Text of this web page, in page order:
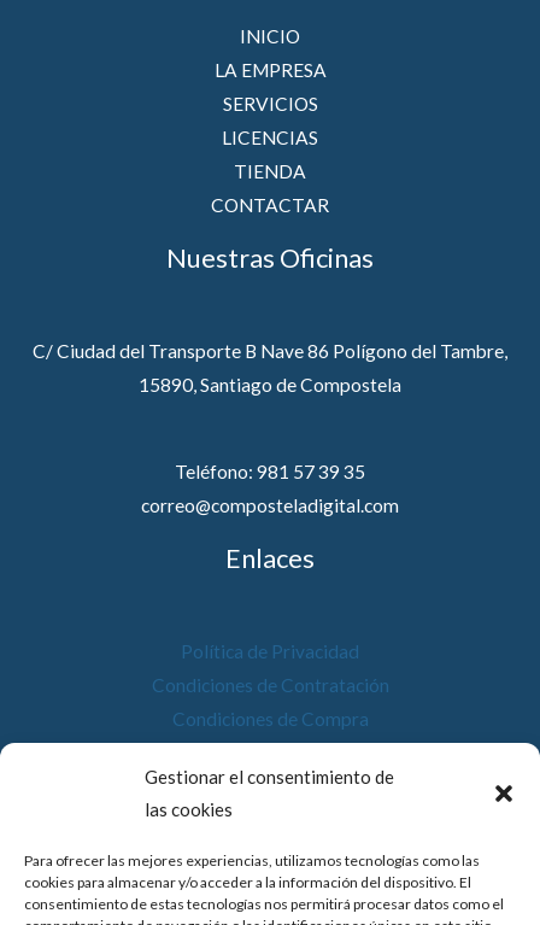
Gestionar el consentimiento de
las cookies
Para ofrecer las mejores experiencias, utilizamos tecnologías como las
cookies para almacenar y/o acceder a la información del dispositivo. El
consentimiento de estas tecnologías nos permitirá procesar datos como el
INICIO
LA EMPRESA
SERVICIOS
LICENCIAS
TIENDA
CONTACTAR
Nuestras Oficinas
C/ Ciudad del Transporte B Nave 86 Polígono del Tambre,
15890, Santiago de Compostela
Teléfono: 981 57 39 35
correo@composteladigital.com
Enlaces
Política de Privacidad
Condiciones de Contratación
Condiciones de Compra
Política de Cookies
Accesibilidad